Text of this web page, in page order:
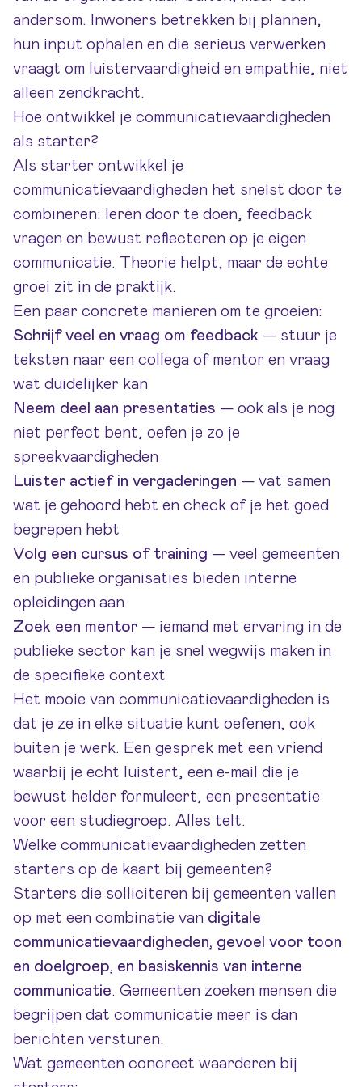
andersom. Inwoners betrekken bij plannen,
hun input ophalen en die serieus verwerken
vraagt om luistervaardigheid en empathie, niet
alleen zendkracht.
Hoe ontwikkel je communicatievaardigheden
als starter?
Als starter ontwikkel je
communicatievaardigheden het snelst door te
combineren: leren door te doen, feedback
vragen en bewust reflecteren op je eigen
communicatie. Theorie helpt, maar de echte
groei zit in de praktijk.
Een paar concrete manieren om te groeien:
Schrijf veel en vraag om feedback — stuur je
teksten naar een collega of mentor en vraag
wat duidelijker kan
Neem deel aan presentaties — ook als je nog
niet perfect bent, oefen je zo je
spreekvaardigheden
Luister actief in vergaderingen — vat samen
wat je gehoord hebt en check of je het goed
begrepen hebt
Volg een cursus of training — veel gemeenten
en publieke organisaties bieden interne
opleidingen aan
Zoek een mentor — iemand met ervaring in de
publieke sector kan je snel wegwijs maken in
de specifieke context
Het mooie van communicatievaardigheden is
dat je ze in elke situatie kunt oefenen, ook
buiten je werk. Een gesprek met een vriend
waarbij je echt luistert, een e-mail die je
bewust helder formuleert, een presentatie
voor een studiegroep. Alles telt.
Welke communicatievaardigheden zetten
starters op de kaart bij gemeenten?
Starters die solliciteren bij gemeenten vallen
op met een combinatie van digitale
communicatievaardigheden, gevoel voor toon
en doelgroep, en basiskennis van interne
communicatie. Gemeenten zoeken mensen die
begrijpen dat communicatie meer is dan
berichten versturen.
Wat gemeenten concreet waarderen bij